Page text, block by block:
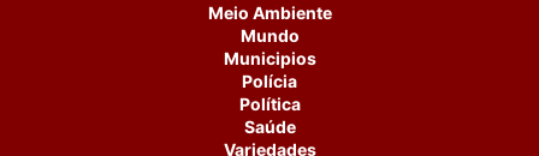
Meio Ambiente
Mundo
Municipios
Polícia
Política
Saúde
Variedades